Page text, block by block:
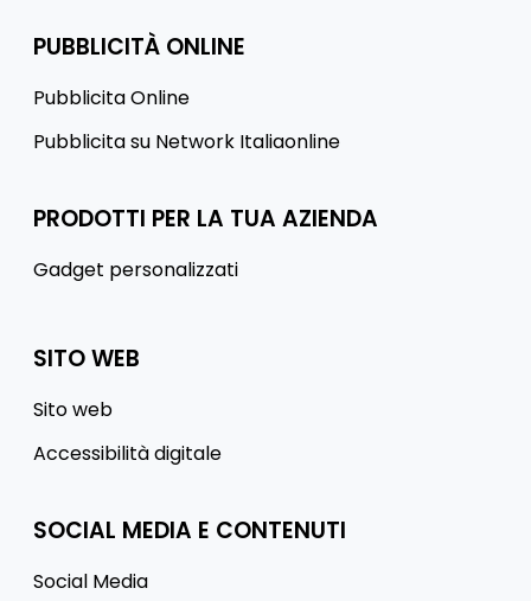
PUBBLICITÀ ONLINE
Pubblicita Online
Pubblicita su Network Italiaonline
PRODOTTI PER LA TUA AZIENDA
Gadget personalizzati
SITO WEB
Sito web
Accessibilità digitale
SOCIAL MEDIA E CONTENUTI
Social Media